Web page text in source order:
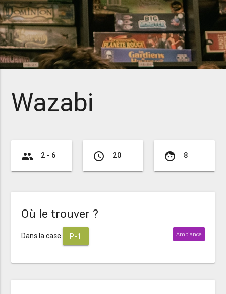
Wazabi
group 2 - 6 access_time 20 face 8
Où le trouver ?
Dans la case P-1 Ambiance